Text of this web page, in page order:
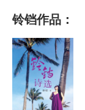
铃铛作品：